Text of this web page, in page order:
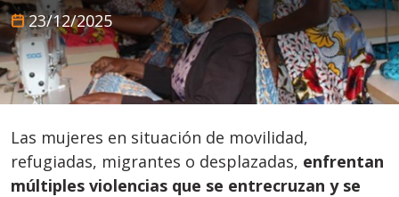
23/12/2025
Las mujeres en situación de movilidad,
refugiadas, migrantes o desplazadas, enfrentan
múltiples violencias que se entrecruzan y se